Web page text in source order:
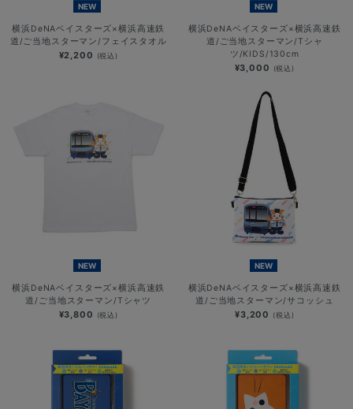
NEW
横浜DeNAベイスターズ×横浜高速鉄
道/ご当地スターマン/フェイスタオル
¥2,200 (税込)
NEW
横浜DeNAベイスターズ×横浜高速鉄
道/ご当地スターマン/Tシャ
ツ/KIDS/130cm
¥3,000 (税込)
NEW
横浜DeNAベイスターズ×横浜高速鉄
道/ご当地スターマン/Tシャツ
¥3,800 (税込)
NEW
横浜DeNAベイスターズ×横浜高速鉄
道/ご当地スターマン/サコッシュ
¥3,200 (税込)